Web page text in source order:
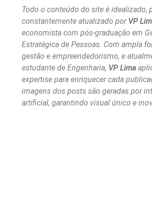
Todo o conteúdo do site é idealizado,
constantemente atualizado por VP
economista com pós-graduação em
Estratégica de Pessoas. Com ampla
gestão e empreendedorismo, e
estudante de Engenharia, VP Lima
expertise para enriquecer cada
imagens dos posts são geradas por
artificial, garantindo visual único e